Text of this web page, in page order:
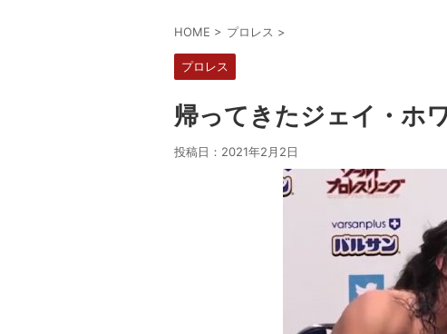
HOME > プロレス >
プロレス
帰ってきたジェイ・ホ
投稿日： 2021年2月2日